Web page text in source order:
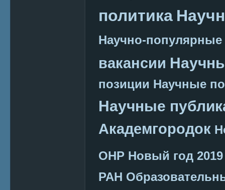
политика
Научно-
вакансии
позиции Научные
Научные
Академгородок
ОНР Новый год 2019
РАН